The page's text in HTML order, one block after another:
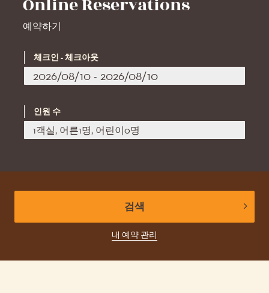
예약하기
체크인 - 체크아웃
인원 수
1객실, 어른1명, 어린이0명
검색
내 예약 관리